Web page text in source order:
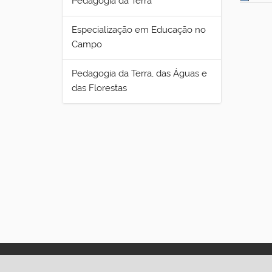
Especialização em Educação no
Campo
Pedagogia da Terra, das Águas e
das Florestas